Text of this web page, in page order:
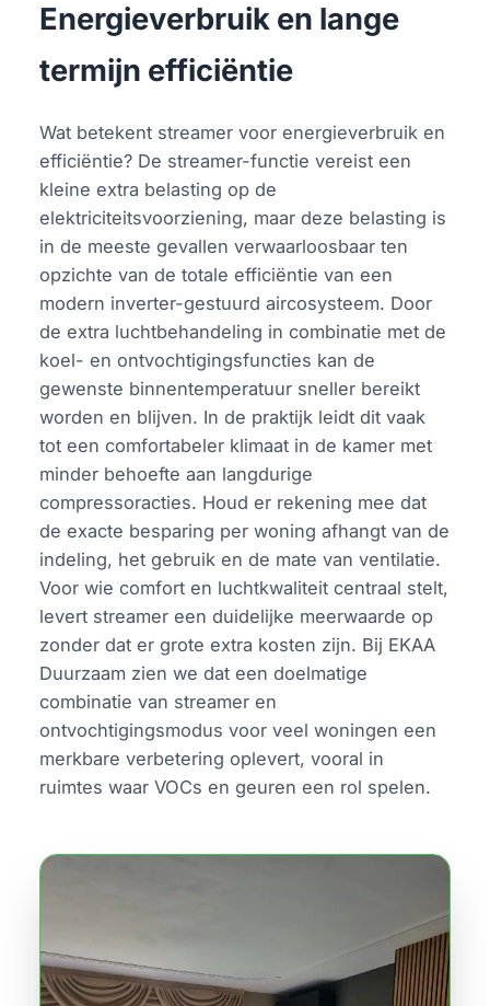
Energieverbruik en lange
termijn efficiëntie
Wat betekent streamer voor energieverbruik en
efficiëntie? De streamer-functie vereist een
kleine extra belasting op de
elektriciteitsvoorziening, maar deze belasting is
in de meeste gevallen verwaarloosbaar ten
opzichte van de totale efficiëntie van een
modern inverter-gestuurd aircosysteem. Door
de extra luchtbehandeling in combinatie met de
koel- en ontvochtigingsfuncties kan de
gewenste binnentemperatuur sneller bereikt
worden en blijven. In de praktijk leidt dit vaak
tot een comfortabeler klimaat in de kamer met
minder behoefte aan langdurige
compressoracties. Houd er rekening mee dat
de exacte besparing per woning afhangt van de
indeling, het gebruik en de mate van ventilatie.
Voor wie comfort en luchtkwaliteit centraal stelt,
levert streamer een duidelijke meerwaarde op
zonder dat er grote extra kosten zijn. Bij EKAA
Duurzaam zien we dat een doelmatige
combinatie van streamer en
ontvochtigingsmodus voor veel woningen een
merkbare verbetering oplevert, vooral in
ruimtes waar VOCs en geuren een rol spelen.